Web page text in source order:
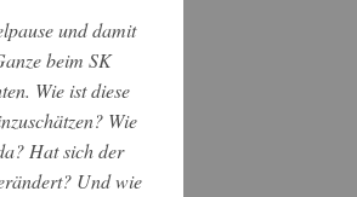
und damit
beim SK
Wie ist diese
Wie
Hat sich der
Und wie